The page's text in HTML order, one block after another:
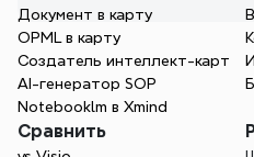
Документ в карту
OPML в карту
Создатель интеллект-карт
AI-генератор SOP
Notebooklm в Xmind
Сравнить